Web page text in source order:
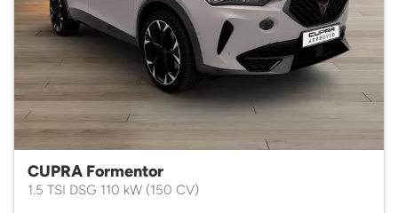
CUPRA Formentor
1.5 TSI DSG 110 kW (150 CV)